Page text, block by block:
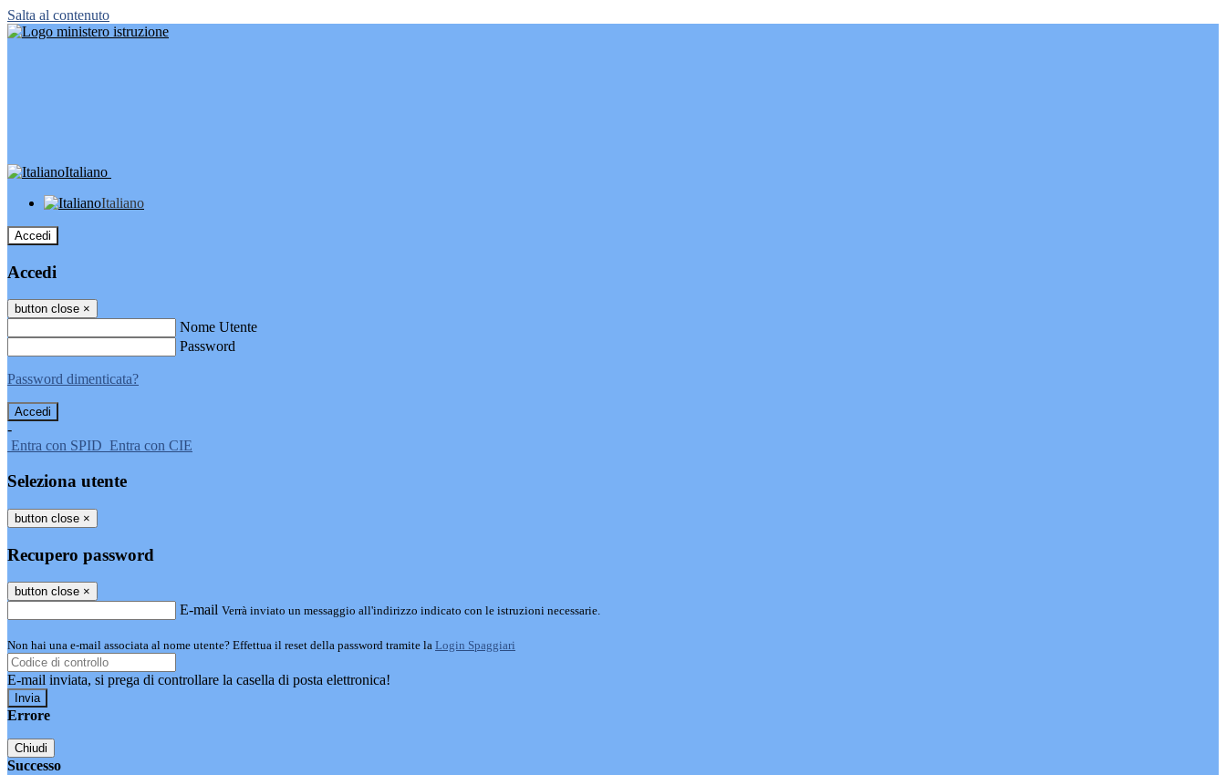
Salta al contenuto
Italiano
Italiano
Accedi
Accedi
button close ×
Nome Utente
Password
Password dimenticata?
-
Entra con SPID Entra con CIE
Seleziona utente
button close ×
Recupero password
button close ×
E-mail Verrà inviato un messaggio all'indirizzo indicato con le istruzioni necessarie.
Non hai una e-mail associata al nome utente? Effettua il reset della password tramite la Login Spaggiari
E-mail inviata, si prega di controllare la casella di posta elettronica!
Errore
Chiudi
Successo